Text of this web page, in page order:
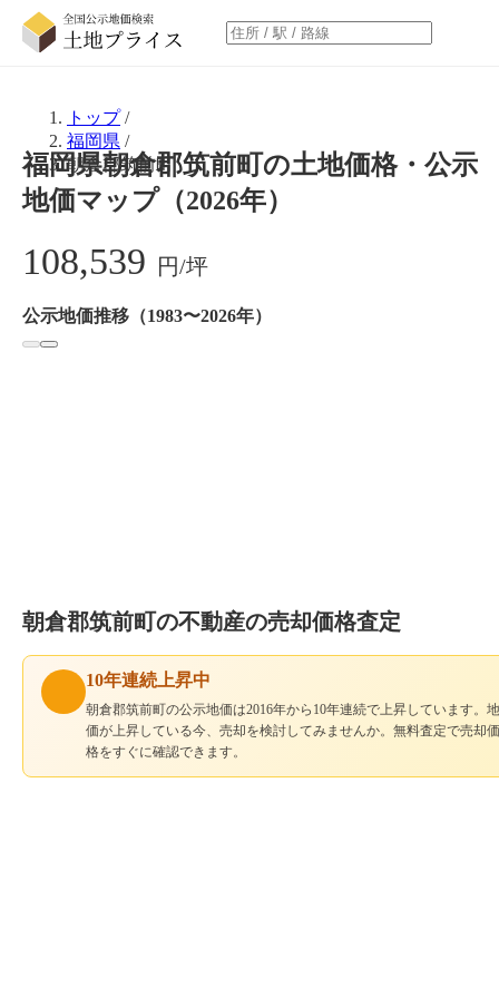
トップ/
福岡県 /
朝倉郡筑前町
福岡県朝倉郡筑前町の土地価格・公示
地価マップ（2026年）
108,539 円/坪
公示地価推移（1983〜2026年）
朝倉郡筑前町の不動産の売却価格査定
10年連続上昇中
朝倉郡筑前町の公示地価は2016年から10年連続で上昇しています。地
価が上昇している今、売却を検討してみませんか。無料査定で売却価
格をすぐに確認できます。